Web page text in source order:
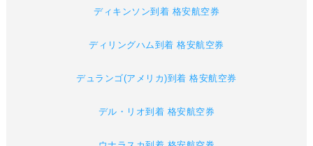
ディキンソン到着 格安航空券
ディリングハム到着 格安航空券
デュランゴ(アメリカ)到着 格安航空券
デル・リオ到着 格安航空券